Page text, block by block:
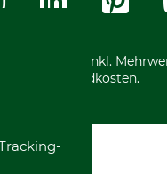
in Euro und inkl.
Versandkosten.